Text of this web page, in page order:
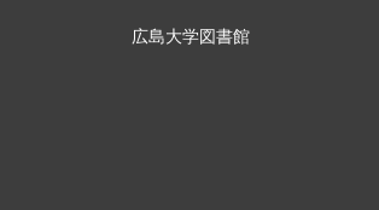
広島大学図書館